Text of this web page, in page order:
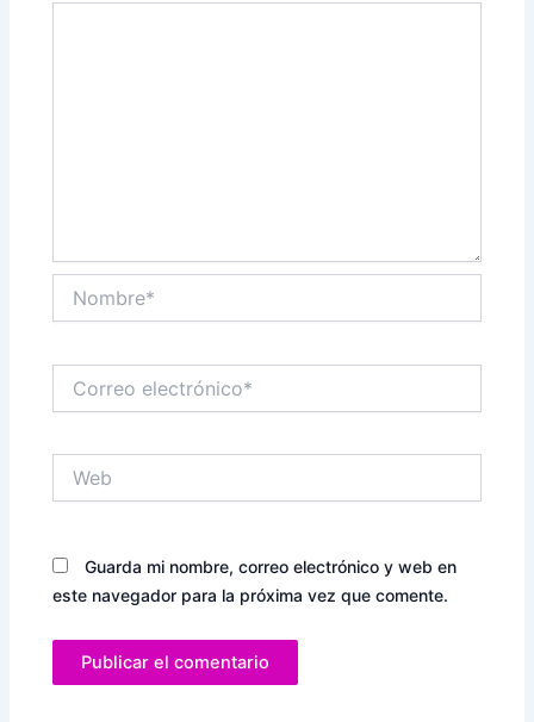
electrónico*
Guarda mi nombre, correo electrónico y web en
este navegador para la próxima vez que comente.